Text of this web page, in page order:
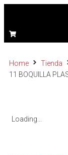
Home Tienda
11 BOQUILLA
Loading...